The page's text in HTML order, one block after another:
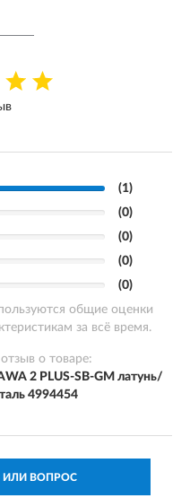
(1)
(0)
(0)
(0)
(0)
общие оценки
за всё время.
о товаре:
2 PLUS-SB-GM латунь/
4994454
ИЛИ ВОПРОС